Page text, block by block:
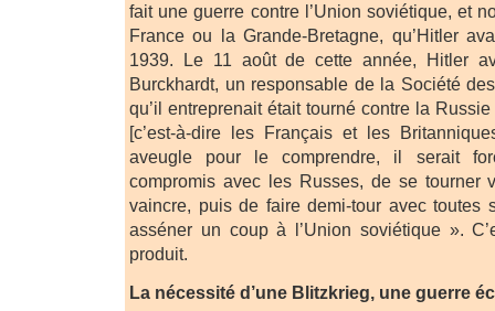
fait une guerre contre l’Union soviétique, et
France ou la Grande-Bretagne, qu’Hitler
1939. Le 11 août de cette année, Hitler
Burckhardt, un responsable de la Société
qu’il entreprenait était tourné contre la
[c’est-à-dire les Français et les
aveugle pour le comprendre, il serait
compromis avec les Russes, de se tourner
vaincre, puis de faire demi-tour avec toutes
asséner un coup à l’Union soviétique ».
produit.
La nécessité d’une Blitzkrieg, une guerre